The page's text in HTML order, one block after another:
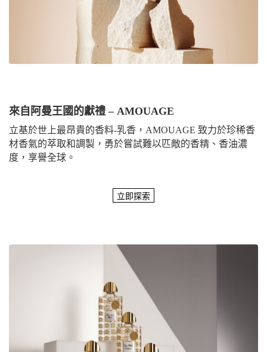
來自阿曼王國的獻禮 – AMOUAGE
立基於世上最昂貴的香料-乳香，AMOUAGE 致力於珍稀香
材香氣的萃取和調製，勇於嘗試難以匹敵的香精、香油濃
度，享譽全球。